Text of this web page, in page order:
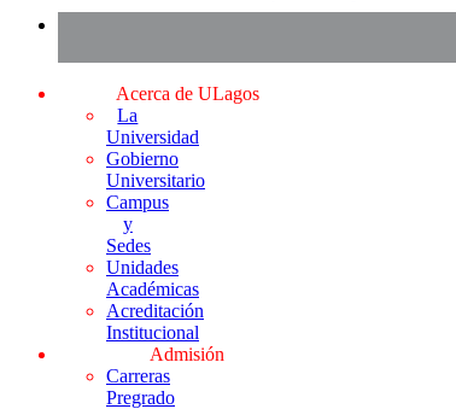
Acerca de ULagos
La
Universidad
Gobierno
Universitario
Campus
y
Sedes
Unidades
Académicas
Acreditación
Institucional
Admisión
Carreras
Pregrado